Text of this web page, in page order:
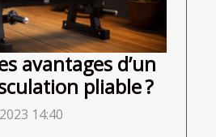
avantages d’un
pliable ?
14:40